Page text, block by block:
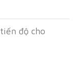
độ cho